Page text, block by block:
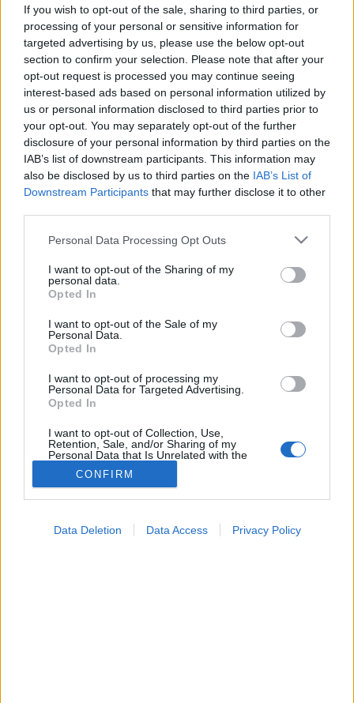
If you wish to opt-out of the sale, sharing to third parties, or
processing of your personal or sensitive information for
targeted advertising by us, please use the below opt-out
section to confirm your selection. Please note that after your
opt-out request is processed you may continue seeing
interest-based ads based on personal information utilized by
us or personal information disclosed to third parties prior to
your opt-out. You may separately opt-out of the further
disclosure of your personal information by third parties on the
IAB’s list of downstream participants. This information may
also be disclosed by us to third parties on the IAB’s List of
Downstream Participants that may further disclose it to other
Please note that this website/app uses one or more Google
not limited to your visit or usage behaviour. You may click to
grant or deny consent to Google and its third-party tags to
use your data for below specified purposes in below Google
consent section.
Personal Data Processing Opt Outs
I want to opt-out of the Sharing of my
personal data.
Opted In
I want to opt-out of the Sale of my
Personal Data.
Opted In
I want to opt-out of processing my
Personal Data for Targeted Advertising.
Opted In
I want to opt-out of Collection, Use,
Retention, Sale, and/or Sharing of my
Personal Data that Is Unrelated with the
Purposes for which it was collected.
Opted Out
CONFIRM
Data Deletion Data Access Privacy Policy
#allergia#influenza#cukorbetegség
#orvosmeteorológia#vérnyomás#stroke#rákbetegség
#pajzsmirigy#reflux#ekcéma#herpesz
Regisztráció
Tünet
Orvos
válaszol
Beleléptem egy szögbe – a tetanusz
mellé biztos kell antibiotikum is? Az
orvos válaszol
Beleléptem egy szögbe – a
tetanusz mellé biztos kell
antibiotikum is? Az orvos válaszol